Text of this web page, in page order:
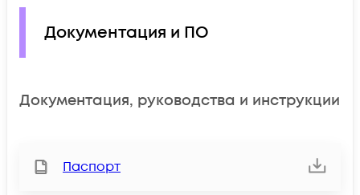
Документация и ПО
Документация, руководства и инструкции
Паспорт